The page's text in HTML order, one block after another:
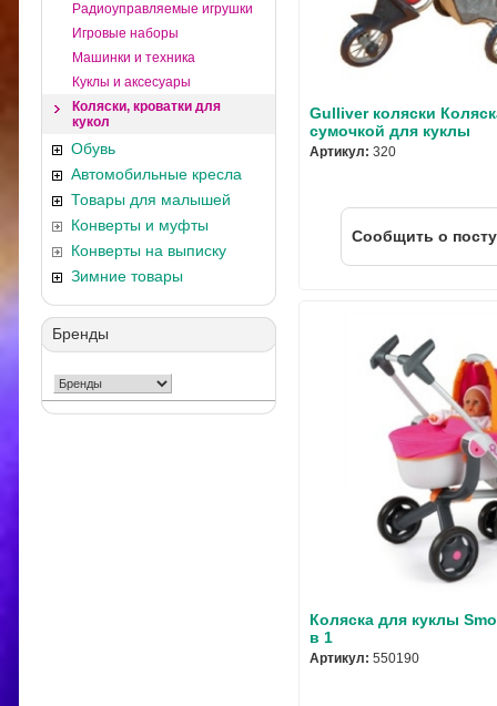
Радиоуправляемые игрушки
Игровые наборы
Машинки и техника
Куклы и аксесуары
Коляски, кроватки для
кукол
Обувь
Автомобильные кресла
Товары для малышей
Конверты и муфты
Конверты на выписку
Зимние товары
Бренды
Gulliver коляски
сумочкой для куклы
Артикул: 320
Cообщить о
Коляска для куклы
в 1
Артикул: 550190